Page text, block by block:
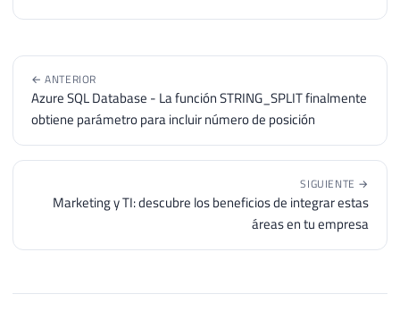
← ANTERIOR
Azure SQL Database - La función STRING_SPLIT finalmente
obtiene parámetro para incluir número de posición
SIGUIENTE →
Marketing y TI: descubre los beneficios de integrar estas
áreas en tu empresa